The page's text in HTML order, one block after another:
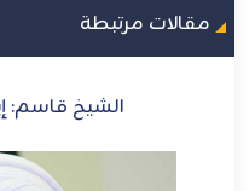
مقالات مرتبطة
الشيخ قاسم: